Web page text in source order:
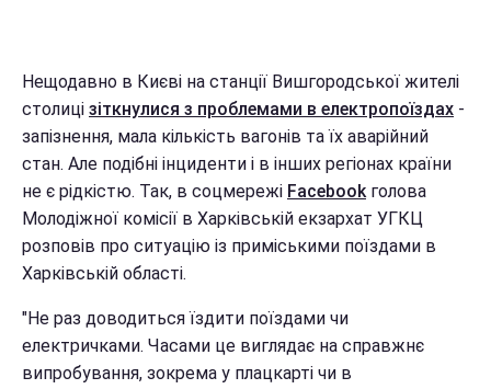
Нещодавно в Києві на станції Вишгородської жителі
столиці зіткнулися з проблемами в електропоїздах -
запізнення, мала кількість вагонів та їх аварійний
стан. Але подібні інциденти і в інших регіонах країни
не є рідкістю. Так, в соцмережі Facebookголова
Молодіжної комісії в Харківській екзархат УГКЦ
розповів про ситуацію із приміськими поїздами в
Харківській області.
"Не раз доводиться їздити поїздами чи
електричками. Часами це виглядає на справжнє
випробування, зокрема у плацкарті чи в